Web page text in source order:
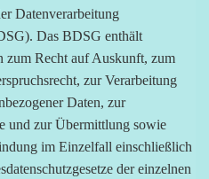
Datenverarbeitung
Das BDSG enthält
zum Recht auf Auskunft, zum
zur Verarbeitung
Daten, zur
und zur Übermittlung sowie
im Einzelfall einschließlich
der einzelnen